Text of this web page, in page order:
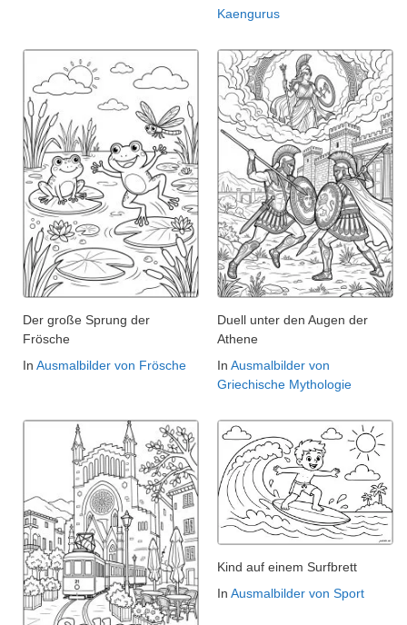
Kaengurus
Der große Sprung der
Frösche
In Ausmalbilder von Frösche
Duell unter den Augen der
Athene
In Ausmalbilder von
Griechische Mythologie
Kind auf einem Surfbrett
In Ausmalbilder von Sport